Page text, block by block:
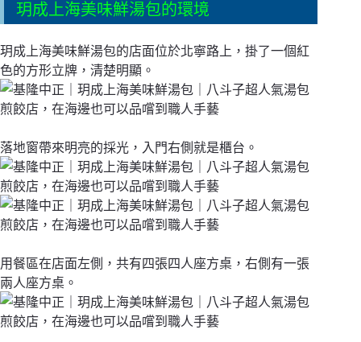
玥成上海美味鮮湯包的環境
玥成上海美味鮮湯包的店面位於北寧路上，掛了一個紅
色的方形立牌，清楚明顯。
落地窗帶來明亮的採光，入門右側就是櫃台。
用餐區在店面左側，共有四張四人座方桌，右側有一張
兩人座方桌。